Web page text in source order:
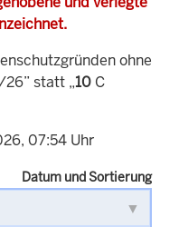
ohne
statt „10 C
07:54 Uhr
Datum und Sortierung